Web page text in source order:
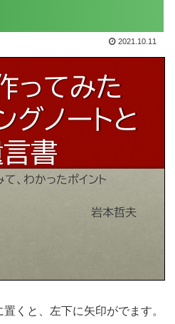
2021.10.11
くと、左下に矢印がでます。